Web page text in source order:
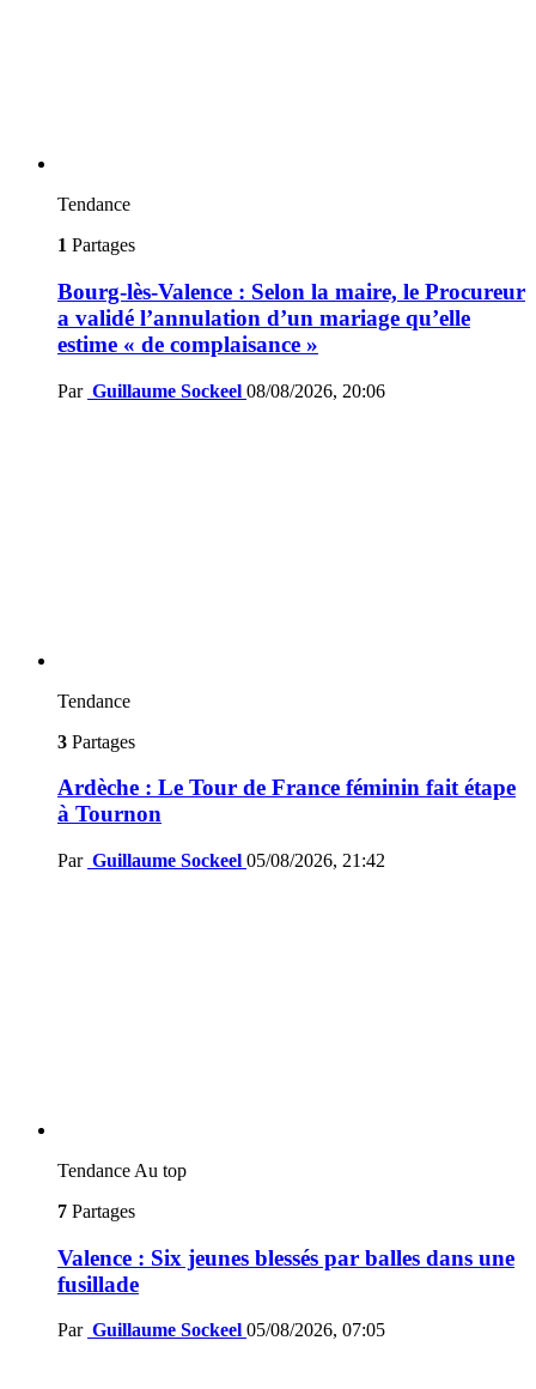
Tendance
1 Partages
Bourg-lès-Valence : Selon la maire, le Procureur
a validé l’annulation d’un mariage qu’elle
estime « de complaisance »
Par Guillaume Sockeel 08/08/2026, 20:06
Tendance
3 Partages
Ardèche : Le Tour de France féminin fait étape
à Tournon
Par Guillaume Sockeel 05/08/2026, 21:42
Tendance Au top
7 Partages
Valence : Six jeunes blessés par balles dans une
fusillade
Par Guillaume Sockeel 05/08/2026, 07:05